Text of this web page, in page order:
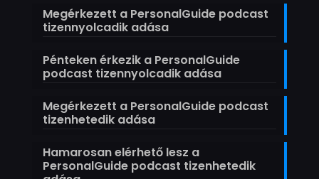
Megérkezett a PersonalGuide podcast
tizennyolcadik adása
Pénteken érkezik a PersonalGuide
podcast tizennyolcadik adása
Megérkezett a PersonalGuide podcast
tizenhetedik adása
Hamarosan elérhető lesz a
PersonalGuide podcast tizenhetedik